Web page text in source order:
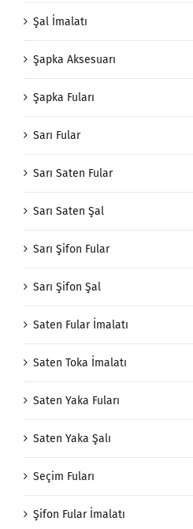
Şal İmalatı
Şapka Aksesuarı
Şapka Fuları
Sarı Fular
Sarı Saten Fular
Sarı Saten Şal
Sarı Şifon Fular
Sarı Şifon Şal
Saten Fular İmalatı
Saten Toka İmalatı
Saten Yaka Fuları
Saten Yaka Şalı
Seçim Fuları
Şifon Fular İmalatı